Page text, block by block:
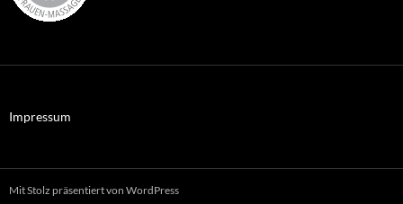
Impressum
Mit Stolz präsentiert von WordPress